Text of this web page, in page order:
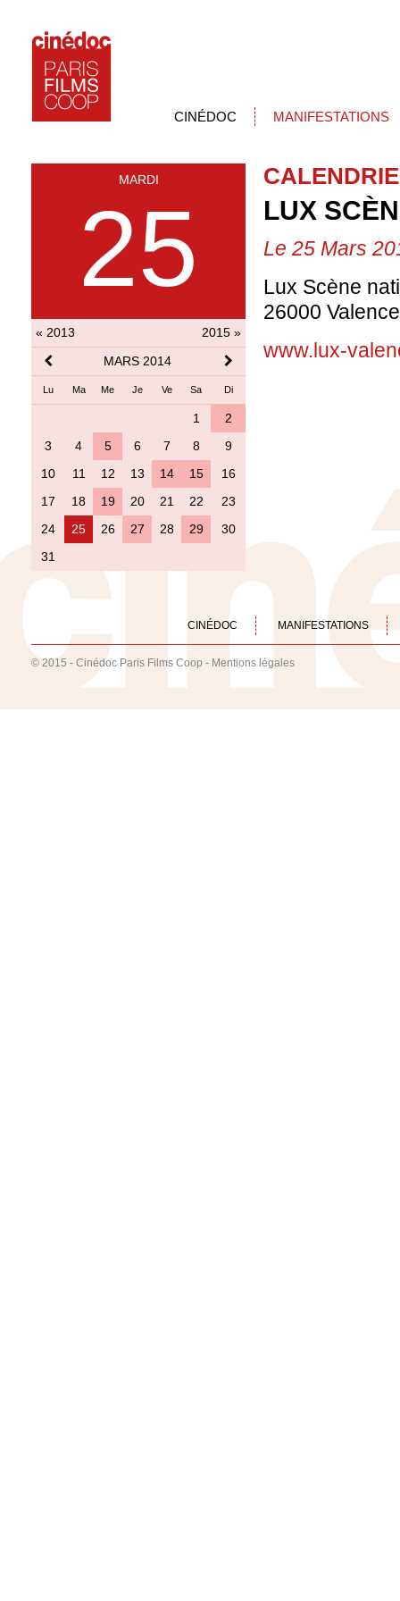
CINÉDOC MANIFESTATIONS
MARDI
25
« 2013
2015 »
MARS 2014
Lu Ma Me Je Ve Sa Di
1
2
3
4 5 6 7 8
9
10
11 12 13 14 15
16
17
18 19 20 21 22
23
24
25 26 27 28 29
30
31
LUX
Le 25 Mars
Lux Scène
26000
www.lux-
CINÉDOC MANIFESTATIONS
© 2015 - Cinédoc Paris Films Coop - Mentions légales